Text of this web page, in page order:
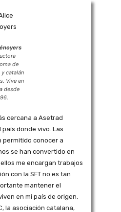
de
catalán
Vive en
desde
cercana a Asetrad
donde vivo. Las
permitido conocer a
se han convertido en
me encargan trabajos
con la SFT no es tan
mantener el
en mi país de origen.
la asociación catalana,